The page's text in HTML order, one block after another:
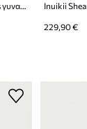
Inuikii Matilda Curly sneakers γυναικεία σουέτ
229,90 €